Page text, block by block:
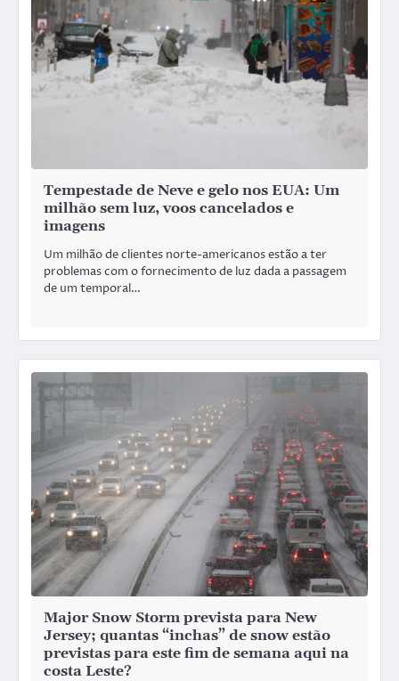
Tempestade de Neve e gelo nos EUA: Um
milhão sem luz, voos cancelados e
imagens
Um milhão de clientes norte-americanos estão a ter
problemas com o fornecimento de luz dada a passagem
de um temporal…
Major Snow Storm prevista para New
Jersey; quantas “inchas” de snow estão
previstas para este fim de semana aqui na
costa Leste?